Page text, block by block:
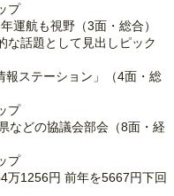
プ
運航も視野（3面・総合）
話題として見出しピック
報ステーション」（4面・総
プ
などの協議会部会（8面・経
プ
万1256円 前年を5667円下回